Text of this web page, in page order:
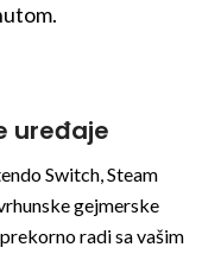
uređaje
Switch, Steam
gejmerske
radi sa vašim